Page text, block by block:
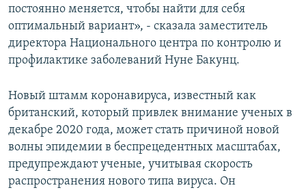
постоянно меняется, чтобы найти для себя
оптимальный вариант», - сказала заместитель
директора Национального центра по контролю и
профилактике заболеваний Нуне Бакунц.
Новый штамм коронавируса, известный как
британский, который привлек внимание ученых в
декабре 2020 года, может стать причиной новой
волны эпидемии в беспрецедентных масштабах,
предупреждают ученые, учитывая скорость
распространения нового типа вируса. Он